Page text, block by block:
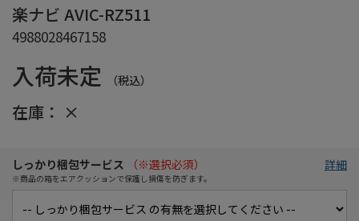
楽ナビ AVIC-RZ511
4988028467158
入荷未定 （税込）
在庫： ×
しっかり梱包サービス （※選択必須）
※商品の箱をエアクッションで保護し損傷を防ぎます。
詳細